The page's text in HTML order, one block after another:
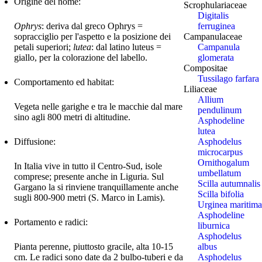
Ophrys: deriva dal greco Ophrys =
sopracciglio per l'aspetto e la posizione dei
petali superiori; lutea: dal latino luteus =
giallo, per la colorazione del labello.
Comportamento ed habitat:
Vegeta nelle garighe e tra le macchie dal mare
sino agli 800 metri di altitudine.
Diffusione:
In Italia vive in tutto il Centro-Sud, isole
comprese; presente anche in Liguria. Sul
Gargano la si rinviene tranquillamente anche
sugli 800-900 metri (S. Marco in Lamis).
Portamento e radici:
Pianta perenne, piuttosto gracile, alta 10-15
cm. Le radici sono date da 2 bulbo-tuberi e da
Scrophulariaceae
Digitalis
ferruginea
Campanulaceae
Campanula
glomerata
Compositae
Tussilago farfara
Liliaceae
Allium
pendulinum
Asphodeline
lutea
Asphodelus
microcarpus
Ornithogalum
umbellatum
Scilla autumnalis
Scilla bifolia
Urginea maritima
Asphodeline
liburnica
Asphodelus
albus
Asphodelus